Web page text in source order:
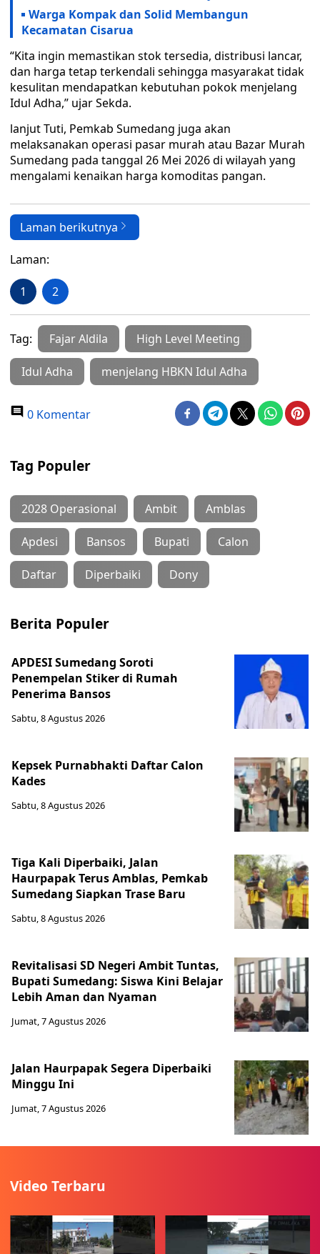
Warga Kompak dan Solid Membangun
Kecamatan Cisarua
“Kita ingin memastikan stok tersedia, distribusi lancar,
dan harga tetap terkendali sehingga masyarakat tidak
kesulitan mendapatkan kebutuhan pokok menjelang
Idul Adha,” ujar Sekda.
lanjut Tuti, Pemkab Sumedang juga akan
melaksanakan operasi pasar murah atau Bazar Murah
Sumedang pada tanggal 26 Mei 2026 di wilayah yang
mengalami kenaikan harga komoditas pangan.
Laman berikutnya
Laman:
1 2
Tag: Fajar Aldila High Level Meeting
Idul Adha menjelang HBKN Idul Adha
0 Komentar
Tag Populer
2028 Operasional Ambit Amblas
Apdesi Bansos Bupati Calon
Daftar Diperbaiki Dony
Berita Populer
APDESI Sumedang Soroti
Penempelan Stiker di Rumah
Penerima Bansos
Sabtu, 8 Agustus 2026
Kepsek Purnabhakti Daftar Calon
Kades
Sabtu, 8 Agustus 2026
Tiga Kali Diperbaiki, Jalan
Haurpapak Terus Amblas, Pemkab
Sumedang Siapkan Trase Baru
Sabtu, 8 Agustus 2026
Revitalisasi SD Negeri Ambit Tuntas,
Bupati Sumedang: Siswa Kini Belajar
Lebih Aman dan Nyaman
Jumat, 7 Agustus 2026
Jalan Haurpapak Segera Diperbaiki
Minggu Ini
Jumat, 7 Agustus 2026
Video Terbaru